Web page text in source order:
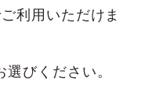
利用いただけま
びください。